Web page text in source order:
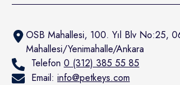
OSB Mahallesi, 100. Yıl Blv No:25,
Mahallesi/Yenimahalle/Ankara
Telefon 0 (312) 385 55 85
Email: info@petkeys.com